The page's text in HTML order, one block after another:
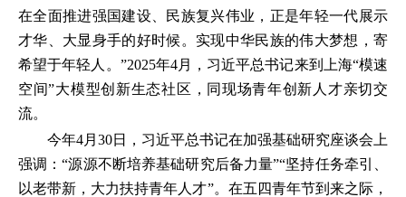
在全面推进强国建设、民族复兴伟业，正是年轻一代展示
才华、大显身手的好时候。实现中华民族的伟大梦想，寄
希望于年轻人。”2025年4月，习近平总书记来到上海“模速
空间”大模型创新生态社区，同现场青年创新人才亲切交
流。
今年4月30日，习近平总书记在加强基础研究座谈会上
强调：“源源不断培养基础研究后备力量”“坚持任务牵引、
以老带新，大力扶持青年人才”。在五四青年节到来之际，